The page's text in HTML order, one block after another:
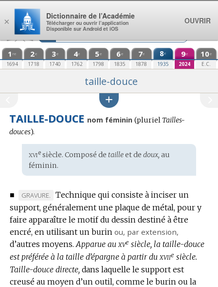
Aller au contenu
1 re
1694
2e
1718
3e
1740
4e
1762
5e
1798
6e
1835
7e
1878
8e
1935
9e
2024
10e
E.C.
taille-douce
TAILLE-DOUCE nom féminin (pluriel Tailles-
douces).
Étymologie
:
xviesiècle. Composé de tailleet de doux, au
féminin.
■
MARQUE
DE
DOMAINE
:
GRAVURE.
Technique qui consiste à inciser un
support, généralement une plaque de métal, pour y
faire apparaître le motif du dessin destiné à être
encré, en utilisant un burin ou, par extension,
d’autres moyens. Apparue au xve siècle, la taille-douce
est préférée à la taille d’épargne à partir du xviie siècle.
Taille-douce directe, dans laquelle le support est
creusé au moyen d’un outil, comme le burin ou la
×
Dictionnaire de l’Académie
Télécharger ou ouvrir l’application
Disponible sur Android et iOS
OUVRIR